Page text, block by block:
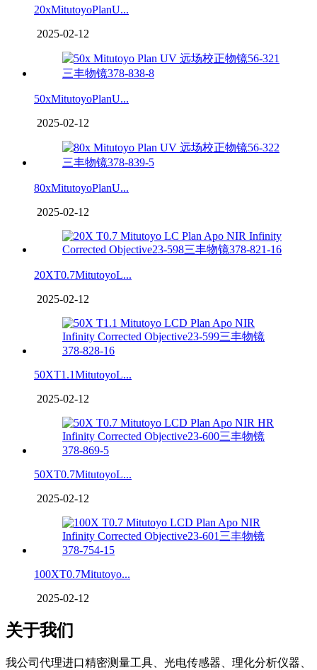
20xMitutoyoPlanU...
2025-02-12
50xMitutoyoPlanU...
2025-02-12
80xMitutoyoPlanU...
2025-02-12
20XT0.7MitutoyoL...
2025-02-12
50XT1.1MitutoyoL...
2025-02-12
50XT0.7MitutoyoL...
2025-02-12
100XT0.7Mitutoyo...
2025-02-12
关于我们
我公司代理进口精密测量工具、光电传感器、理化分析仪器、